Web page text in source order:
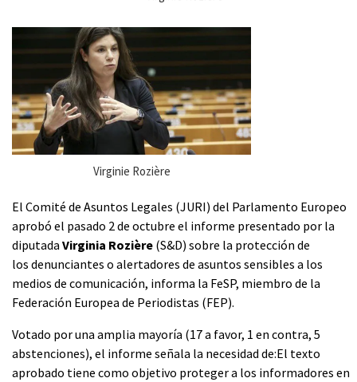
Virginie Rozière
El Comité de Asuntos Legales (JURI) del Parlamento Europeo
aprobó el pasado 2 de octubre el informe presentado por la
diputada Virginia Rozière (S&D) sobre la protección de
los denunciantes o alertadores de asuntos sensibles a los
medios de comunicación, informa la FeSP, miembro de la
Federación Europea de Periodistas (FEP).
Votado por una amplia mayoría (17 a favor, 1 en contra, 5
abstenciones), el informe señala la necesidad de:El texto
aprobado tiene como objetivo proteger a los informadores en